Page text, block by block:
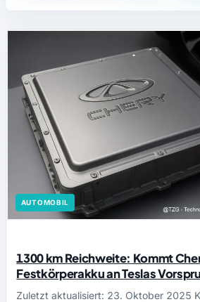
AUTOMOBIL
1300 km Reichweite: Kommt
Festkörperakku an Teslas
Zuletzt aktualisiert: 23. Oktober 2025